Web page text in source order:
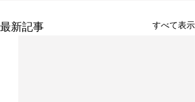
最新記事 すべて表示